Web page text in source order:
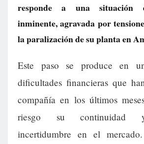
responde a una situación
inminente, agravada por
la paralización de su planta en
Este paso se produce en
dificultades financieras que
compañía en los últimos
riesgo su continuidad
incertidumbre en el